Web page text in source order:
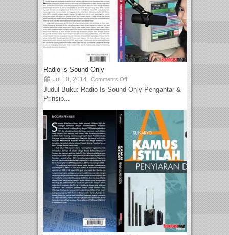
Radio is Sound Only
Jul 10, 2014 Comments Off
Judul Buku: Radio Is Sound Only Pengantar &
Prinsip...